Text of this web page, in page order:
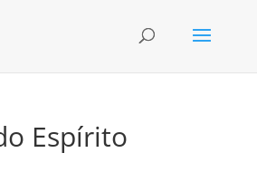
Espírito